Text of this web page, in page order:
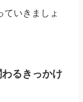
ていきましょ
るきっかけ